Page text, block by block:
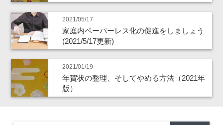
2021/05/17
家庭内ペーパーレス化の促進をしましょう
(2021/5/17更新)
2021/01/19
年賀状の整理、そしてやめる方法（2021年
版）